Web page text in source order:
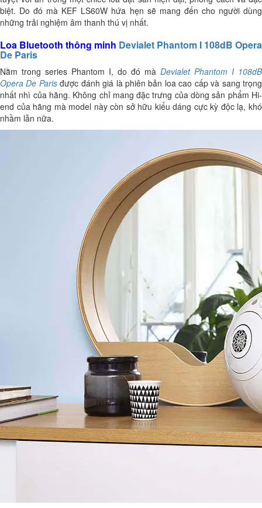
biệt. Do đó mà KEF LS60W hứa hẹn sẽ mang đến cho người dùng
những trải nghiệm âm thanh thú vị nhất.
Loa Bluetooth thông minh Devialet Phantom I 108dB Opera
De Paris
Nằm trong series Phantom I, do đó mà Devialet Phantom I 108dB
Opera De Parisđược đánh giá là phiên bản loa cao cấp và sang trọng
nhất nhì của hãng. Không chỉ mang đặc trưng của dòng sản phẩm Hi-
end của hãng mà model này còn sở hữu kiểu dáng cực kỳ độc lạ, khó
nhầm lẫn nữa.